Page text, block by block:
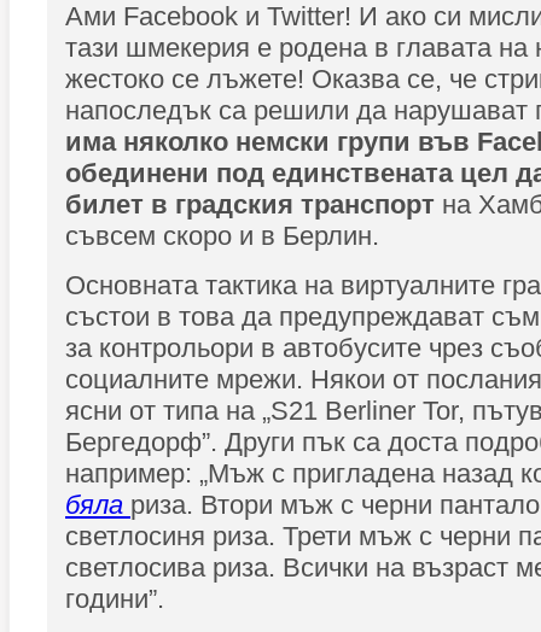
Ами Facebook и Twitter! И ако си
тази шмекерия е родена в главата на
жестоко се лъжете! Оказва се, че
напоследък са решили да нарушават
има няколко немски групи във
обединени под единствената цел
билет в градския транспорт на
съвсем скоро и в Берлин.
Основната тактика на виртуалните
състои в това да предупреждават
за контрольори в автобусите чрез
социалните мрежи. Някои от
ясни от типа на „S21 Berliner Tor,
Бергедорф”. Други пък са доста
например: „Мъж с пригладена назад
бяла риза. Втори мъж с черни
светлосиня риза. Трети мъж с черни
светлосива риза. Всички на възраст
години”.